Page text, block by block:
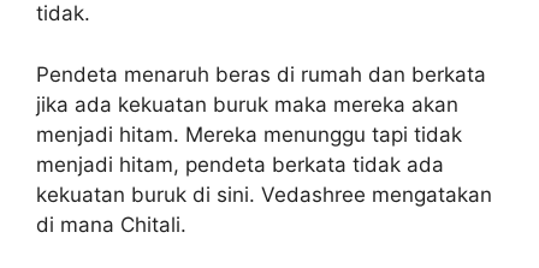
tidak.
Pendeta menaruh beras di rumah dan berkata
jika ada kekuatan buruk maka mereka akan
menjadi hitam. Mereka menunggu tapi tidak
menjadi hitam, pendeta berkata tidak ada
kekuatan buruk di sini. Vedashree mengatakan
di mana Chitali.